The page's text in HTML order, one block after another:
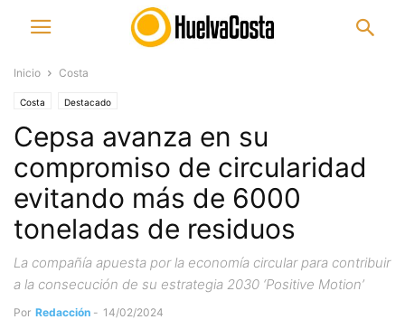
Inicio Costa
Costa Destacado
Cepsa avanza en su
compromiso de circularidad
evitando más de 6000
toneladas de residuos
La compañía apuesta por la economía circular para contribuir
a la consecución de su estrategia 2030 ‘Positive Motion’
Por Redacción - 14/02/2024